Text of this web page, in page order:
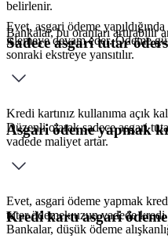
belirlenir.
Bankalar, bu oranları artırabilir
Evet, asgari ödeme
işlemeye devam eder. Ödeme
sonraki ekstreye yansıtılır.
Sadece asgari tutar
Kredi kartınız kullanıma açık
Düzenli olarak sadece asgari
vadede maliyet artar.
Asgari ödeme yapmak
Evet, asgari ödeme yapmak
tutar ödemek uzun vadede
Bankalar, düşük ödeme
Kredi kartı asgari